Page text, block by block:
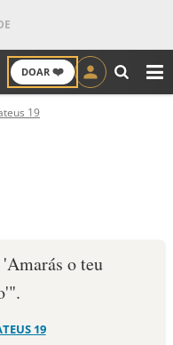
DOAR ❤️
19
o teu
19